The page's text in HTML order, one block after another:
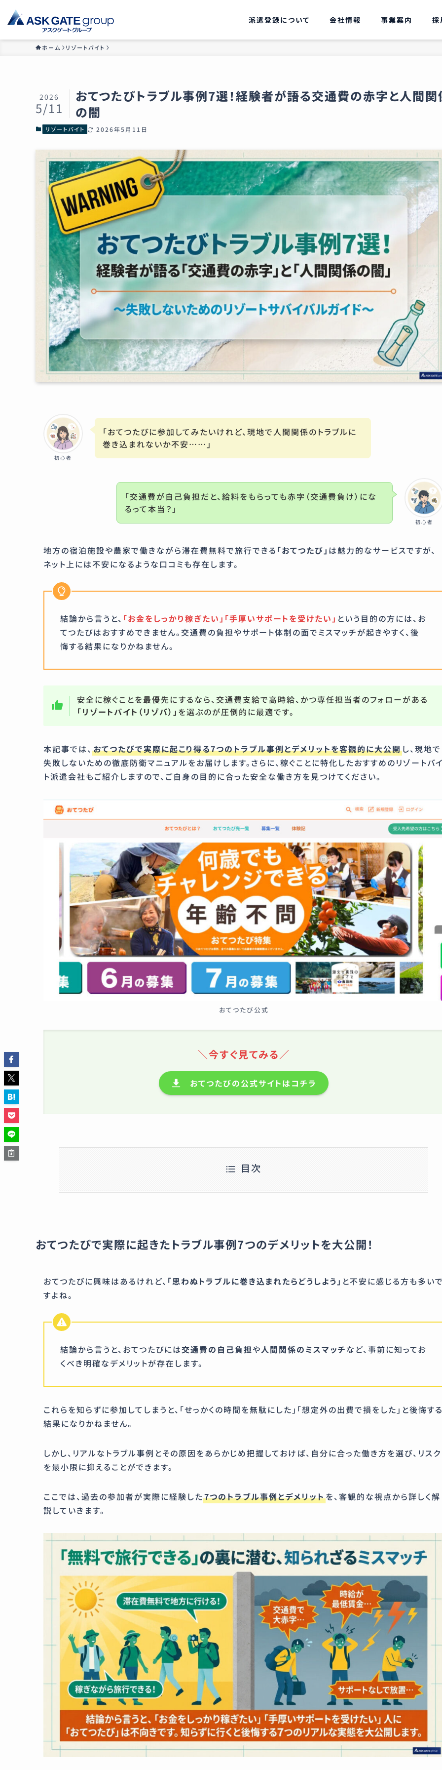
派遣登録について 会社情報 事業案内 採
ホーム リゾートバイト
おてつたびトラブル事例7選！経験者が語る交通費の赤字と人間関
の闇
2026
5/11
リゾートバイト 2026年5月11日
初心者
「おてつたびに参加してみたいけれど、現地で人間関係のトラブルに
巻き込まれないか不安……」
初心者
「交通費が自己負担だと、給料をもらっても赤字（交通費負け）にな
るって本当？」
地方の宿泊施設や農家で働きながら滞在費無料で旅行できる 「おてつたび」 は魅力的なサービスですが、
ネット上には不安になるような口コミも存在します。
結論から言うと、 「お金をしっかり稼ぎたい」「手厚いサポートを受けたい」 という目的の方には、お
てつたびはおすすめできません。交通費の負担やサポート体制の面でミスマッチが起きやすく、後
悔する結果になりかねません。
安全に稼ぐことを最優先にするなら、交通費支給で高時給、かつ専任担当者のフォローがある
「リゾートバイト（リゾバ）」 を選ぶのが圧倒的に最適です。
本記事では、 おてつたびで実際に起こり得る7つのトラブル事例とデメリットを客観的に大公開し、現地で
失敗しないための徹底防衛マニュアルをお届けします。さらに、稼ぐことに特化したおすすめのリゾートバ
ト派遣会社もご紹介しますので、ご自身の目的に合った安全な働き方を見つけてください。
おてつたび公式
＼今すぐ見てみる／
おてつたびの公式サイトはコチラ
目次
おてつたびで実際に起きたトラブル事例7つのデメリットを大公開！
おてつたびに興味はあるけれど、 「思わぬトラブルに巻き込まれたらどうしよう」 と不安に感じる方も多い
すよね。
結論から言うと、おてつたびには交通費の自己負担や人間関係のミスマッチなど、事前に知ってお
くべき明確なデメリットが存在します。
これらを知らずに参加してしまうと、「せっかくの時間を無駄にした」「想定外の出費で損をした」と後悔す
結果になりかねません。
しかし、リアルなトラブル事例とその原因をあらかじめ把握しておけば、自分に合った働き方を選び、リスク
を最小限に抑えることができます。
ここでは、過去の参加者が実際に経験した7つのトラブル事例とデメリットを、客観的な視点から詳しく解
説していきます。